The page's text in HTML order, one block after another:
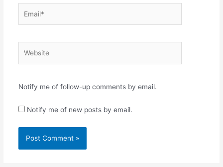
Notify me of follow-up comments by email.
Notify me of new posts by email.